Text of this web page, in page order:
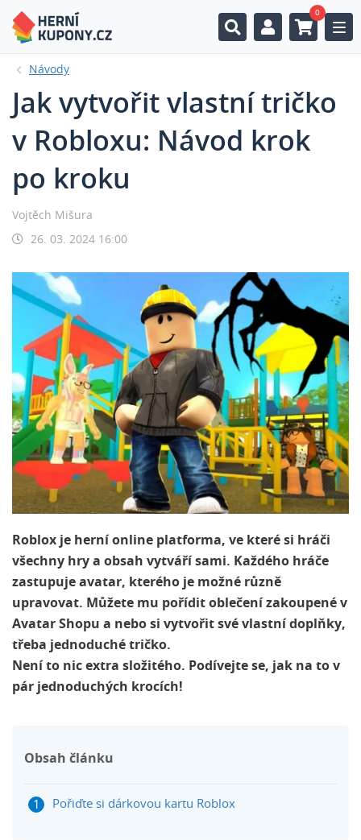
0
Návody
Jak vytvořit vlastní tričko
v Robloxu: Návod krok
po kroku
Vojtěch Mišura
26. 03. 2024 16:00
Roblox je herní online platforma, ve které si hráči
všechny hry a obsah vytváří sami. Každého hráče
zastupuje avatar, kterého je možné různě
upravovat. Můžete mu pořídit oblečení zakoupené v
Avatar Shopu a nebo si vytvořit své vlastní doplňky,
třeba jednoduché tričko.
Není to nic extra složitého. Podívejte se, jak na to v
pár jednoduchých krocích!
Obsah článku
Pořiďte si dárkovou kartu Roblox